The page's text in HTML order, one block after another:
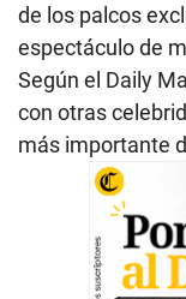
de los palcos
espectáculo de
Según el Daily
con otras
más importante